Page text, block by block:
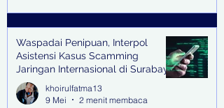
Waspadai Penipuan, Interpol
Asistensi Kasus Scamming
Jaringan Internasional di Surabaya
khoirulfatma13
9 Mei
2 menit membaca